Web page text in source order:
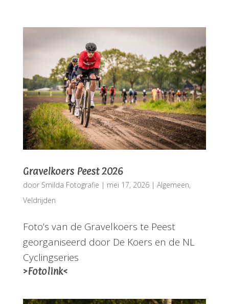
Gravelkoers Peest 2026
door Smilda Fotografie | mei 17, 2026| Algemeen,
Veldrijden
Foto’s van de Gravelkoers te Peest
georganiseerd door De Koers en de NL
Cyclingseries
>Fotolink<